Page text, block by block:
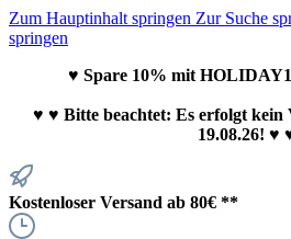
Zum Hauptinhalt springen Zur Suche
springen
♥ Spare 10% mit
♥ ♥ Bitte beachtet: Es erfolgt kein
19.08.26! ♥
Kostenloser Versand ab 80€ **